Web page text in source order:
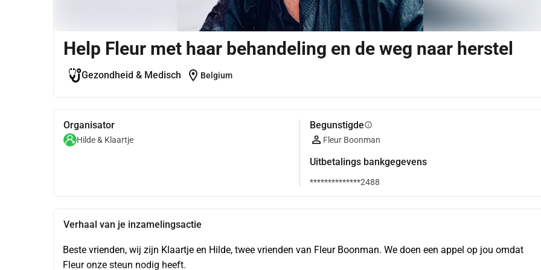
Help Fleur met haar behandeling en de weg naar herstel
Gezondheid & Medisch location_on Belgium
Organisator
Hilde & Klaartje
Begunstigdeinfo
Fleur Boonman
Uitbetalings bankgegevens
**************2488
Verhaal van je inzamelingsactie
Beste vrienden, wij zijn Klaartje en Hilde, twee vrienden van Fleur Boonman. We doen een appel op jou omdat
Fleur onze steun nodig heeft.